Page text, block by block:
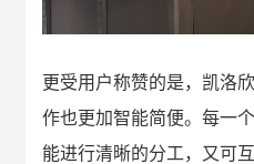
更受用户称赞的是，凯洛
作也更加智能简便。每一
能进行清晰的分工，又可